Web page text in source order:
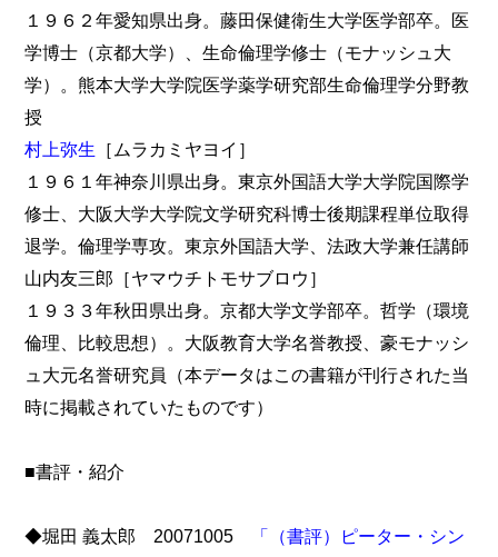
１９６２年愛知県出身。藤田保健衛生大学医学部卒。医
学博士（京都大学）、生命倫理学修士（モナッシュ大
学）。熊本大学大学院医学薬学研究部生命倫理学分野教
授
村上弥生 ［ムラカミヤヨイ］
１９６１年神奈川県出身。東京外国語大学大学院国際学
修士、大阪大学大学院文学研究科博士後期課程単位取得
退学。倫理学専攻。東京外国語大学、法政大学兼任講師
山内友三郎［ヤマウチトモサブロウ］
１９３３年秋田県出身。京都大学文学部卒。哲学（環境
倫理、比較思想）。大阪教育大学名誉教授、豪モナッシ
ュ大元名誉研究員（本データはこの書籍が刊行された当
時に掲載されていたものです）
■書評・紹介
◆堀田 義太郎 20071005
「（書評）ピーター・シン